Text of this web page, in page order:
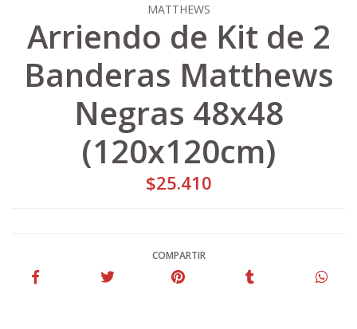
MATTHEWS
Arriendo de Kit de 2
Banderas Matthews
Negras 48x48
(120x120cm)
$25.410
COMPARTIR